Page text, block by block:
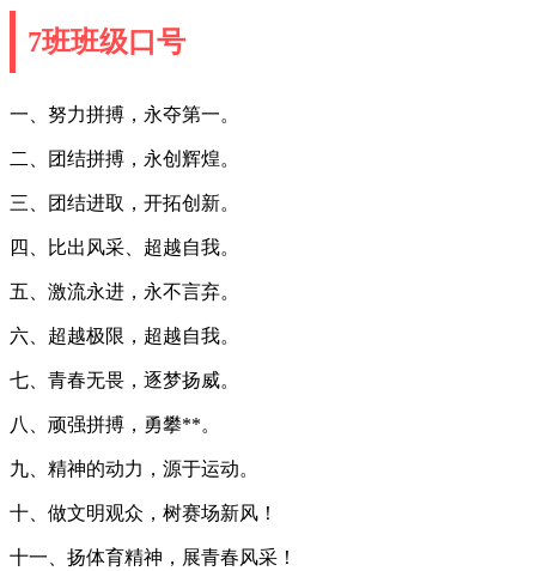
7班班级口号
一、努力拼搏，永夺第一。
二、团结拼搏，永创辉煌。
三、团结进取，开拓创新。
四、比出风采、超越自我。
五、激流永进，永不言弃。
六、超越极限，超越自我。
七、青春无畏，逐梦扬威。
八、顽强拼搏，勇攀**。
九、精神的动力，源于运动。
十、做文明观众，树赛场新风！
十一、扬体育精神，展青春风采！